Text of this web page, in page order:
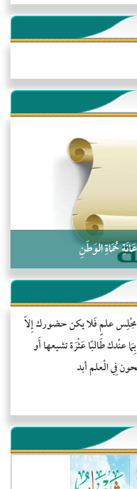
عنهم
حُمَاةِ الوَطَنِ
مجْلِس علمٍ فَلا يكن حضورك إِلاّ
طَالبًا عَثْرَة تشيعها أَو
فِي الْعلم أبد